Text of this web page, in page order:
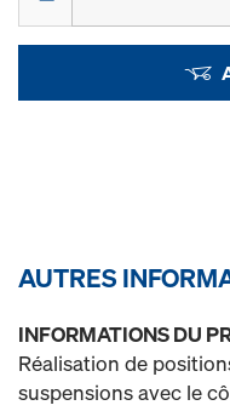
AUTRES
INFORMATIONS DU
Réalisation de
suspensions avec le